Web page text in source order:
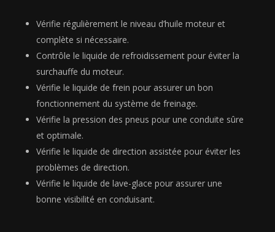
Vérifie régulièrement le niveau d’huile moteur et
complète si nécessaire.
Contrôle le liquide de refroidissement pour éviter la
surchauffe du moteur.
Vérifie le liquide de frein pour assurer un bon
fonctionnement du système de freinage.
Vérifie la pression des pneus pour une conduite sûre
et optimale.
Vérifie le liquide de direction assistée pour éviter les
problèmes de direction.
Vérifie le liquide de lave-glace pour assurer une
bonne visibilité en conduisant.